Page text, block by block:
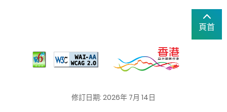
頁首
修訂日期: 2026年 7月 14日